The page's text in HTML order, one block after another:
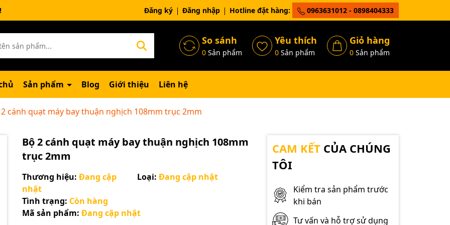
chờ đợi bạn Đăng ký Đăng nhập Hotline đặt hàng: 0963631012 - 0898404333
So sánh
0Sản phẩm
Yêu thích
0Sản phẩm
Giỏ hàng
0Sản phẩm
Sản phẩm Blog Giới thiệu Liên hệ
2 cánh quạt máy bay thuận nghịch 108mm trục 2mm
Bộ 2 cánh quạt máy bay thuận nghịch 108mm
trục 2mm
Thương hiệu: Đang cập
nhật
Loại: Đang cập nhật
Tình trạng: Còn hàng
Mã sản phẩm: Đang cập nhật
CAM KẾTCỦA CHÚNG
TÔI
Kiểm tra sản phẩm trước
khi bán
Tư vấn và hỗ trợ sử dụng